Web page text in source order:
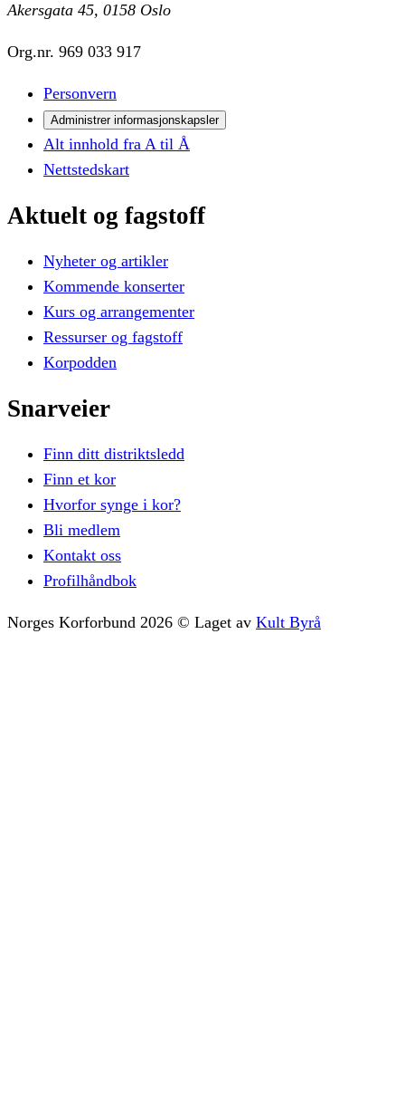
Akersgata 45, 0158 Oslo
Org.nr. 969 033 917
Personvern
Administrer informasjonskapsler
Alt innhold fra A til Å
Nettstedskart
Aktuelt og fagstoff
Nyheter og artikler
Kommende konserter
Kurs og arrangementer
Ressurser og fagstoff
Korpodden
Snarveier
Finn ditt distriktsledd
Finn et kor
Hvorfor synge i kor?
Bli medlem
Kontakt oss
Profilhåndbok
Norges Korforbund 2026 © Laget av Kult Byrå